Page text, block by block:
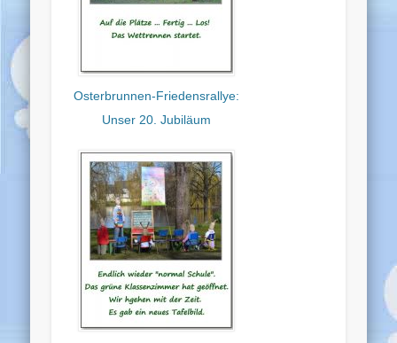
Osterbrunnen-Friedensrallye:
Unser 20. Jubiläum